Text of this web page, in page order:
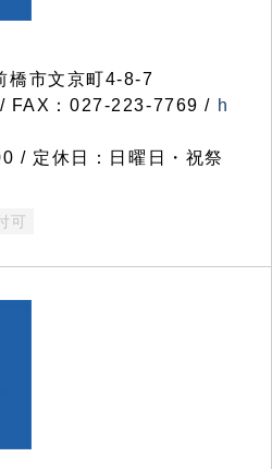
市文京町4-8-7
FAX：027-223-7769 / h
/ 定休日：日曜日・祝祭
可